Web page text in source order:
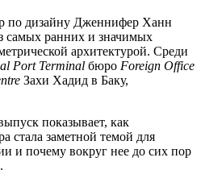
по дизайну Дженнифер Ханн
самых ранних и значимых
архитектурой. Среди
Port Terminal бюро Foreign Office
Захи Хадид в Баку,
показывает, как
стала заметной темой для
и почему вокруг нее до сих пор